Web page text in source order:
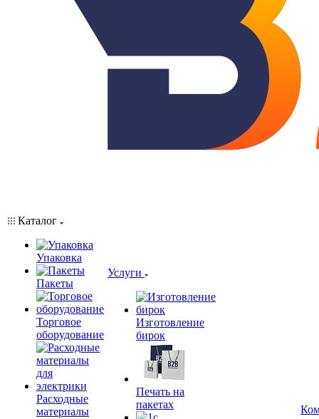
Каталог
Упаковка
Пакеты
Торговое
оборудование
Расходные
материалы
Услуги
Изготовление
бирок
Печать на
пакетах